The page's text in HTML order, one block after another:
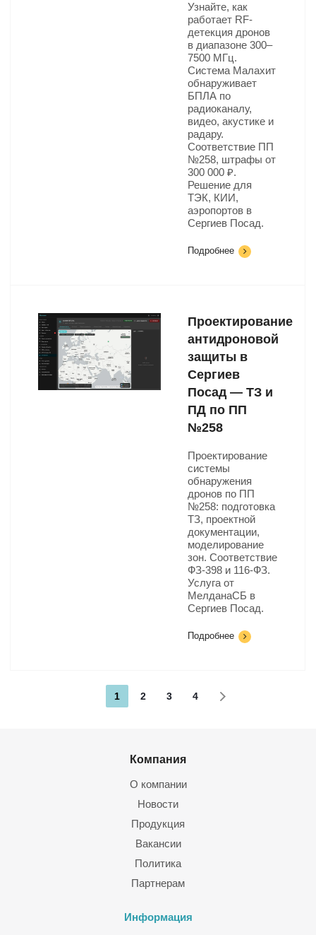
Узнайте, как
работает RF-
детекция дронов
в диапазоне 300–
7500 МГц.
Система Малахит
обнаруживает
БПЛА по
радиоканалу,
видео, акустике и
радару.
Соответствие ПП
№258, штрафы от
300 000 ₽.
Решение для
ТЭК, КИИ,
аэропортов в
Сергиев Посад.
Подробнее
Проектирование
антидроновой
защиты в
Сергиев
Посад — ТЗ и
ПД по ПП
№258
Проектирование
системы
обнаружения
дронов по ПП
№258: подготовка
ТЗ, проектной
документации,
моделирование
зон. Соответствие
ФЗ-398 и 116-ФЗ.
Услуга от
МелданаСБ в
Сергиев Посад.
Подробнее
1 2 3 4
Компания
О компании
Новости
Продукция
Вакансии
Политика
Партнерам
Информация